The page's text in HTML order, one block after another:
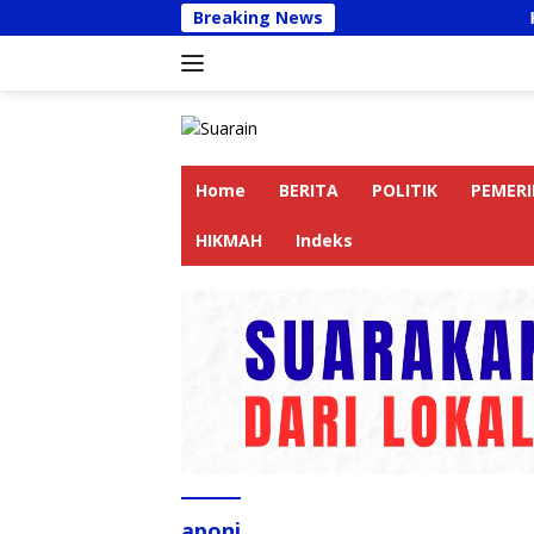
ke
Breaking News Kapolres
Home BERITA POLITIK
HIKMAH Indeks